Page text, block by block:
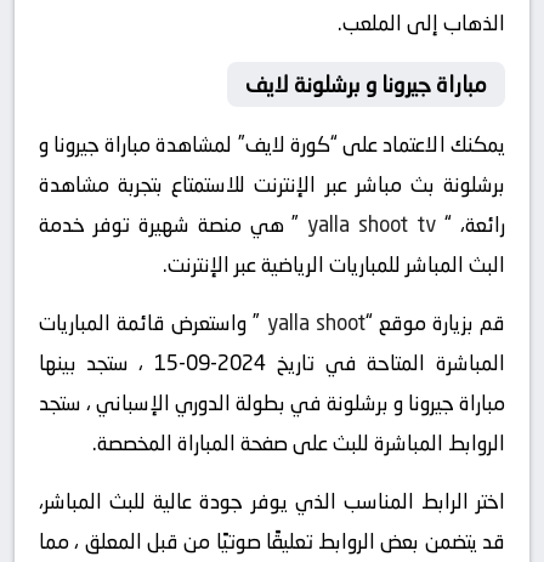
الذهاب إلى الملعب.
مباراة جيرونا و برشلونة لايف
يمكنك الاعتماد على “كورة لايف” لمشاهدة مباراة جيرونا و
برشلونة بث مباشر عبر الإنترنت للاستمتاع بتجربة مشاهدة
رائعة، “ yalla shoot tv ” هي منصة شهيرة توفر خدمة
البث المباشر للمباريات الرياضية عبر الإنترنت.
قم بزيارة موقع “yalla shoot ” واستعرض قائمة المباريات
المباشرة المتاحة في تاريخ 2024-09-15 ، ستجد بينها
مباراة جيرونا و برشلونة في بطولة الدوري الإسباني ، ستجد
الروابط المباشرة للبث على صفحة المباراة المخصصة.
اختر الرابط المناسب الذي يوفر جودة عالية للبث المباشر،
قد يتضمن بعض الروابط تعليقًا صوتيًا من قبل المعلق ، مما